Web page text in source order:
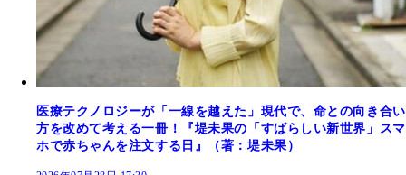
医療テクノロジーが「一線を越えた」現代で、命との向き合い
方を改めて考える一冊！『堤未果の「すばらしい新世界」スマ
ホで赤ちゃんを注文する日』（著：堤未果）